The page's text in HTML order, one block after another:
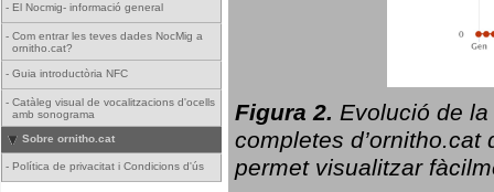
- El Nocmig- informació general
- Com entrar les teves dades NocMig a
ornitho.cat?
- Guia introductòria NFC
- Catàleg visual de vocalitzacions d'ocells
amb sonograma
Sobre ornitho.cat
- Política de privacitat i Condicions d'ús
Figura 2. Evolució de la
completes d’ornitho.cat
permet visualitzar